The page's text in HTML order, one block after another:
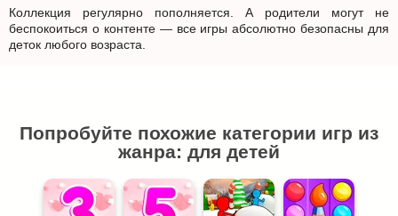
Коллекция регулярно пополняется. А родители могут не
беспокоиться о контенте — все игры абсолютно безопасны для
деток любого возраста.
Попробуйте похожие категории игр из
жанра: для детей